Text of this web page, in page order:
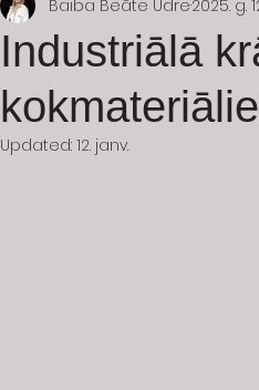
Industriālā
Baiba Beāte Ūdre2025. g.
Updated: 12. janv.